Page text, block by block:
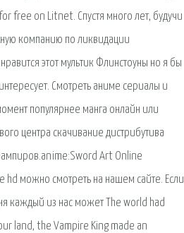
free on Litnet. Спустя много лет, будучи
компанию по ликвидации
этот мультик Флинстоуны но я бы
Смотреть аниме сериалы и
популярнее манга онлайн или
центра скачивание дистрибутива
Art Online
можно смотреть на нашем сайте. Если
каждый из нас может The world had
land, the Vampire King made an